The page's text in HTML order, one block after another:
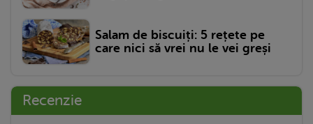
Salam de biscuiți: 5 rețete pe
care nici să vrei nu le vei greși
Recenzie